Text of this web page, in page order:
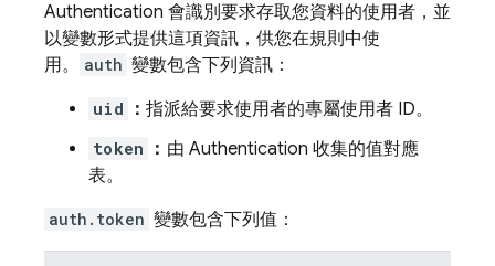
Authentication 會識別要求存取您資料的使用者，並
以變數形式提供這項資訊，供您在規則中使
用。
auth 變數包含下列資訊：
uid ： 指派給要求使用者的專屬使用者 ID。
token ： 由 Authentication 收集的值對應
表。
auth.token 變數包含下列值：